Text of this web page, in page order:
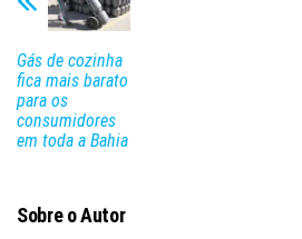
Gás de cozinha
fica mais barato
para os
consumidores
em toda a Bahia
Sobre o Autor